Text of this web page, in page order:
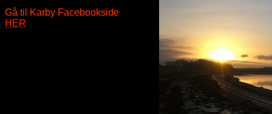
Gå til Karby Facebookside
HER